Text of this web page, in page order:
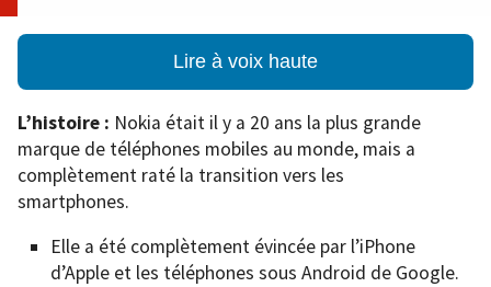
Lire à voix haute
L’histoire : Nokia était il y a 20 ans la plus grande
marque de téléphones mobiles au monde, mais a
complètement raté la transition vers les
smartphones.
Elle a été complètement évincée par l’iPhone
d’Apple et les téléphones sous Android de Google.